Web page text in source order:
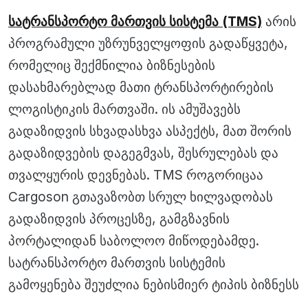
სატრანსპორტო მართვის სისტემა (TMS) არის
პროგრამული უზრუნველყოფის გადაწყვეტა,
რომელიც შექმნილია ბიზნესების
დასახმარებლად მათი ტრანსპორტირების
ლოგისტიკის მართვაში. ის ამუშავებს
გადაზიდვის სხვადასხვა ასპექტს, მათ შორის
გადაზიდვების დაგეგმვას, შესრულებას და
თვალყურის დევნებას. TMS როგორიცაა
Cargoson გთავაზობთ სრულ ხილვადობას
გადაზიდვის პროცესზე, გამგზავნის
პორტალიდან საბოლოო მიწოდებამდე.
სატრანსპორტო მართვის სისტემის
გამოყენება შეუძლია ნებისმიერ ტიპის ბიზნესს